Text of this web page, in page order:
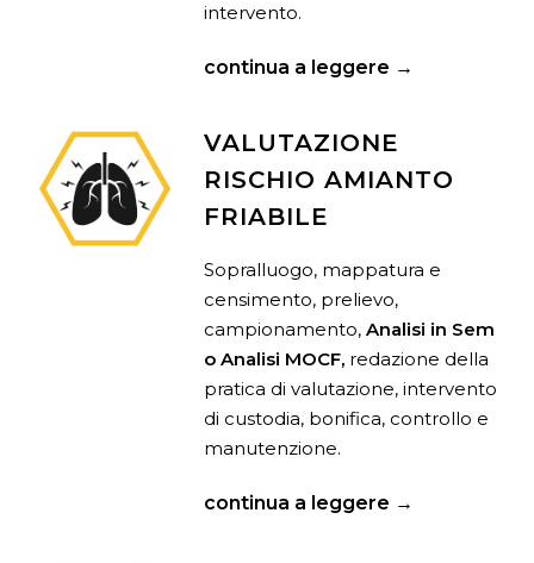
intervento.
continua a leggere →
VALUTAZIONE
RISCHIO AMIANTO
FRIABILE
Sopralluogo, mappatura e
censimento, prelievo,
campionamento,Analisi in Sem
o Analisi MOCF, redazione della
pratica di valutazione, intervento
di custodia, bonifica, controllo e
manutenzione.
continua a leggere →